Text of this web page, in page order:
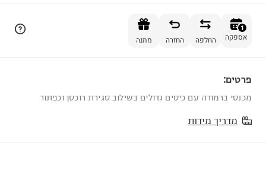
1
אספקה החלפה החזרה מתנה
פרטים:
מכנסי ברמודה עם כיסים גדולים בשילוב סגירת רוכסן וכפתור
מדריך מידות